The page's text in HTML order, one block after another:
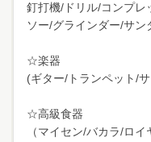
釘打機/ドリル/コンプ
ソー/グラインダー/サン
☆楽器
(ギター/トランペット/
☆高級食器
（マイセン/バカラ/ロ